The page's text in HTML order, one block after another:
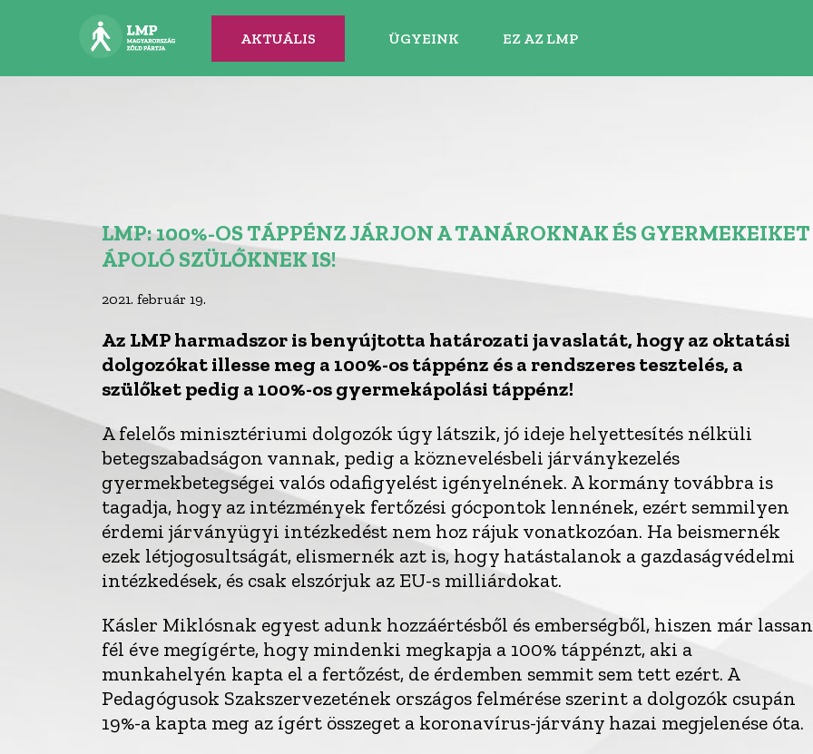
AKTUÁLIS ÜGYEINK EZ AZ LMP
LMP: 100%-OS TÁPPÉNZ JÁRJON A TANÁROKNAK ÉS GYERMEKEIKET
ÁPOLÓ SZÜLŐKNEK IS!
2021. február 19.
Az LMP harmadszor is benyújtotta határozati javaslatát, hogy az oktatási
dolgozókat illesse meg a 100%-os táppénz és a rendszeres tesztelés, a
szülőket pedig a 100%-os gyermekápolási táppénz!
A felelős minisztériumi dolgozók úgy látszik, jó ideje helyettesítés nélküli
betegszabadságon vannak, pedig a köznevelésbeli járványkezelés
gyermekbetegségei valós odafigyelést igényelnének. A kormány továbbra is
tagadja, hogy az intézmények fertőzési gócpontok lennének, ezért semmilyen
érdemi járványügyi intézkedést nem hoz rájuk vonatkozóan. Ha beismernék
ezek létjogosultságát, elismernék azt is, hogy hatástalanok a gazdaságvédelmi
intézkedések, és csak elszórjuk az EU-s milliárdokat.
Kásler Miklósnak egyest adunk hozzáértésből és emberségből, hiszen már lassan
fél éve megígérte, hogy mindenki megkapja a 100% táppénzt, aki a
munkahelyén kapta el a fertőzést, de érdemben semmit sem tett ezért. A
Pedagógusok Szakszervezetének országos felmérése szerint a dolgozók csupán
19%-a kapta meg az ígért összeget a koronavírus-járvány hazai megjelenése óta.